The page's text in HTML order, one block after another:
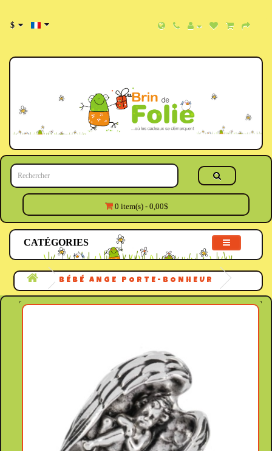
$
0 item(s) - 0,00$
CATÉGORIES
BÉBÉ ANGE PORTE-BONHEUR